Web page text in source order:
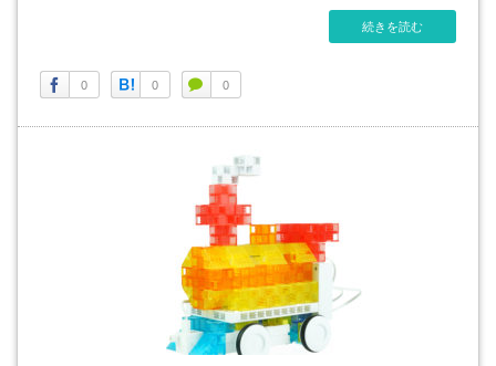
続きを読む
0 0 0